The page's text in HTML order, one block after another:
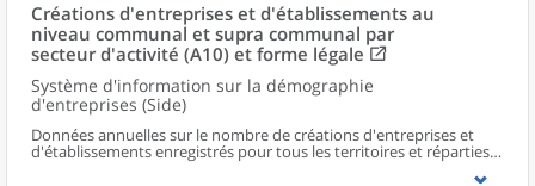
Créations d'entreprises et d'établissements au
niveau communal et supra communal par
secteur d'activité (A10) et forme légale
Système d'information sur la démographie
d'entreprises (Side)
Données annuelles sur le nombre de créations d'entreprises et
d'établissements enregistrés pour tous les territoires et réparties
selon le secteur d’activité et la forme légale.